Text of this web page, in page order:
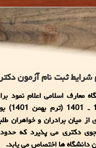
شرایط ثبت نام آزمون
معارف اسلامی اعلام
1402
از میان برادران و خواهران
دانشگاه ها اختصاص می یابد.